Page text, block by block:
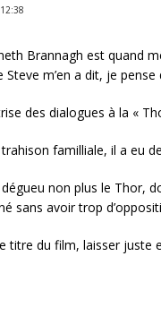
Brannagh est quand
m’en a dit, je pense
des dialogues à la «
familliale, il a eu
non plus le Thor,
sans avoir trop
titre du film, laisser juste